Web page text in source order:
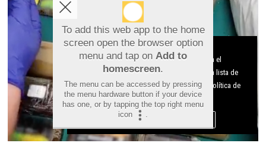
To add this web app to the home
screen open the browser option
menu and tap on Add to
homescreen.
The menu can be accessed by pressing
the menu hardware button if your device
has one, or by tapping the top right menu
icon
.
Aviso sobre el Uso de cookies:
Utilizamos cookies nuestras y de terceros para el
funcionamiento del digital. Puedes consultar la lista de
cookies y como desconectarlas. Ver nuestra Política de
Privacidad y Cookies
Aceptar Cookies